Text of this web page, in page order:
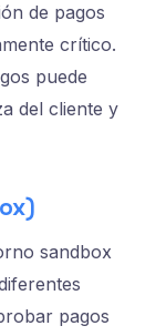
de pagos
crítico.
puede
del cliente y
sandbox
pagos